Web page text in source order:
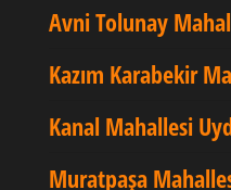
Avni Tolunay
Kazım Karabekir
Kanal Mahallesi
Muratpaşa